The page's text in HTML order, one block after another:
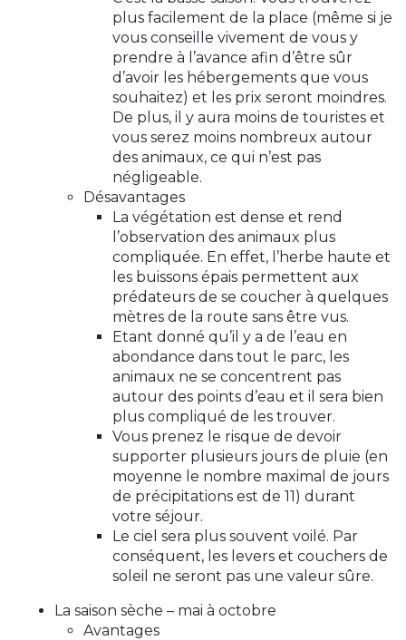
plus facilement de la place (même si je
vous conseille vivement de vous y
prendre à l’avance afin d’être sûr
d’avoir les hébergements que vous
souhaitez) et les prix seront moindres.
De plus, il y aura moins de touristes et
vous serez moins nombreux autour
des animaux, ce qui n’est pas
négligeable.
Désavantages
La végétation est dense et rend
l’observation des animaux plus
compliquée. En effet, l’herbe haute et
les buissons épais permettent aux
prédateurs de se coucher à quelques
mètres de la route sans être vus.
Etant donné qu’il y a de l’eau en
abondance dans tout le parc, les
animaux ne se concentrent pas
autour des points d’eau et il sera bien
plus compliqué de les trouver.
Vous prenez le risque de devoir
supporter plusieurs jours de pluie (en
moyenne le nombre maximal de jours
de précipitations est de 11) durant
votre séjour.
Le ciel sera plus souvent voilé. Par
conséquent, les levers et couchers de
soleil ne seront pas une valeur sûre.
La saison sèche – mai à octobre
Avantages